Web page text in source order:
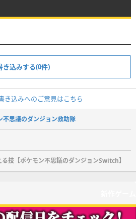
き込みする(0件)
き込みへのご意見はこちら
思議のダンジョン救助隊
技【ポケモン不思議のダンジョンSwitch】